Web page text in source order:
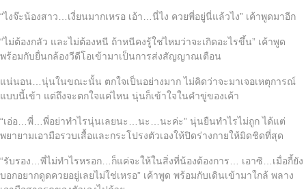
“ไงจ๊ะน้องสาว…เงี่ยนมากเหรอ เอ้า…นี่ไง ควยพี่อยู่นี่แล้วไง” เค้าพูดมาอีก
“ไม่ต้องกลัว และไม่ต้องหนี ถ้าหนีคงรู้ใช่ไหมว่าจะเกิดอะไรขึ้น” เค้าพูด
พร้อมกับยื่นกล้องวีดีโอเข้ามาเป็นการส่งสัญญาณเตือน
แน่นอน…นุ่นในขณะนั้น ตกใจเป็นอย่างมาก ไม่คิดว่าจะมาเจอเหตุการณ์
แบบนี้เข้า แต่ถึงจะตกใจแค่ไหน นุ่นก็เข้าใจในคำขู่ของเค้า
“เอ่อ…พี่…พี่อย่าทำไรนุ่นเลยนะ…นะ…นะค่ะ” นุ่นยืนทำไรไม่ถูก ได้แต่
พยายามเอามือรวบเสื้อและกระโปรงตัวเองให้ปิดร่างกายให้มิดชิดที่สุด
“รับรอง…พี่ไม่ทำไรหรอก…ก็แค่จะให้ในสิ่งที่น้องต้องการ… เอาซิ…เมื่อกี้ยัง
บอกอยากดูดควยอยู่เลยไม่ใช่เหรอ” เค้าพูด พร้อมกับเดินเข้ามาใกล้ พลาง